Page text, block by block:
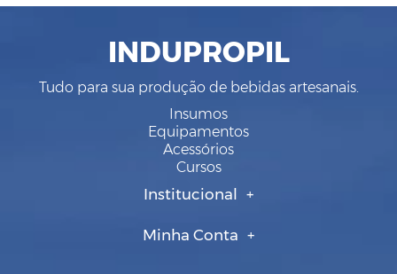
INDUPROPIL
Tudo para sua produção de bebidas artesanais.
Insumos
Equipamentos
Acessórios
Cursos
Institucional
Minha Conta